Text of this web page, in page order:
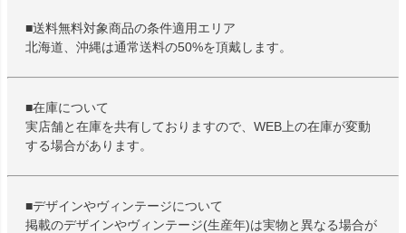
■送料無料対象商品の条件適用エリア
北海道、沖縄は通常送料の50%を頂戴します。
■在庫について
実店舗と在庫を共有しておりますので、WEB上の在庫が変動
する場合があります。
■デザインやヴィンテージについて
掲載のデザインやヴィンテージ(生産年)は実物と異なる場合が